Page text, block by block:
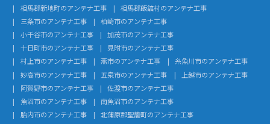
相馬郡新地町のアンテナ工事
相馬郡飯舘村のアンテナ工事
三条市のアンテナ工事
柏崎市のアンテナ工事
小千谷市のアンテナ工事
加茂市のアンテナ工事
十日町市のアンテナ工事
見附市のアンテナ工事
村上市のアンテナ工事
燕市のアンテナ工事
糸魚川市のアンテナ工事
妙高市のアンテナ工事
五泉市のアンテナ工事
上越市のアンテナ工事
阿賀野市のアンテナ工事
佐渡市のアンテナ工事
魚沼市のアンテナ工事
南魚沼市のアンテナ工事
胎内市のアンテナ工事
北蒲原郡聖籠町のアンテナ工事